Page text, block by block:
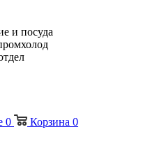
и посуда
0 Корзина 0